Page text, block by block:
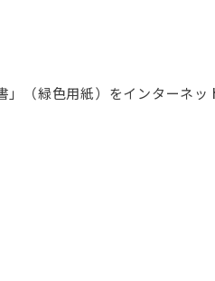
（緑色用紙）をインターネッ